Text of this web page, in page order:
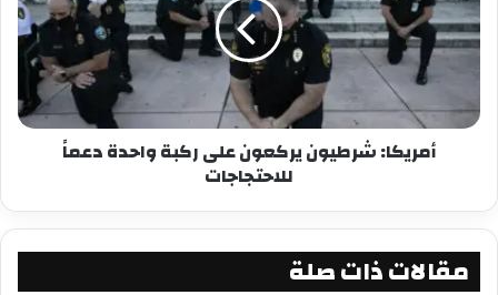
أمريكا: شرطيون يركعون على ركبة واحدة دعماً
للاحتجاجات
مقالات ذات صلة